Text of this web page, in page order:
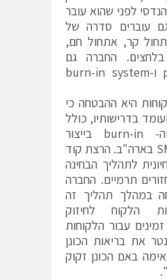
לפני שהוא עובר
גם עוברים סדרה של
קר, אתחול חם,
בלחצים. החברה גם
כוללת מבחן pre ו-burn-in system
היא ההבטחה כי
בדרישותיו, כולל
את המבחנים וה- burn-in בייצור
במפעל של SMART בארה"ב. הרצת קוד
לתהליך הבחינה
תרמיים. החברה
במהלך תהליך זה
הלקוח לחיזוק
עבור הלקוחות
את בריאות הכונן
באם הכונן זקוק